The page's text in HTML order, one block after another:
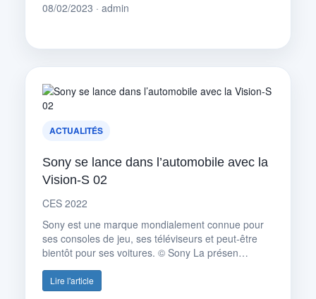
08/02/2023 · admin
ACTUALITÉS
Sony se lance dans l’automobile avec la
Vision-S 02
CES 2022
Sony est une marque mondialement connue pour
ses consoles de jeu, ses téléviseurs et peut-être
bientôt pour ses voitures. © Sony La présen…
Lire l'article